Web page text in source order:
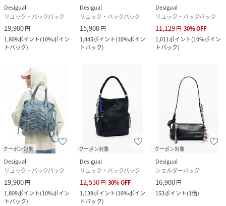
Desigual
リュック・バックパック
19,900円
1,809ポイント(10%ポイン
トバック)
Desigual
リュック・バックパック
15,900円
1,445ポイント(10%ポイン
トバック)
Desigual
リュック・バックパック
11,129円 30%OFF
1,011ポイント(10%ポイン
トバック)
クーポン対象
Desigual
リュック・バックパック
19,900円
1,809ポイント(10%ポイン
トバック)
クーポン対象
Desigual
リュック・バックパック
12,530円 30%OFF
1,139ポイント(10%ポイン
トバック)
クーポン対象
Desigual
ショルダーバッグ
16,900円
153ポイント(1倍)